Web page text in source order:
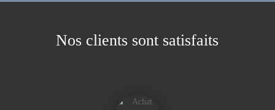
Nos clients sont satisfaits